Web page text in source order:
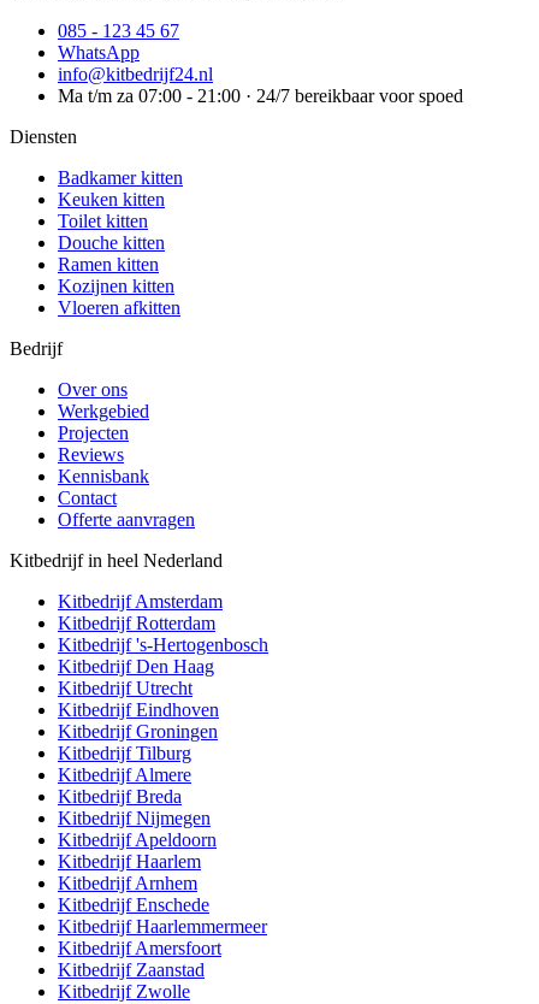
085 - 123 45 67
WhatsApp
info@kitbedrijf24.nl
Ma t/m za 07:00 - 21:00 · 24/7 bereikbaar voor spoed
Diensten
Badkamer kitten
Keuken kitten
Toilet kitten
Douche kitten
Ramen kitten
Kozijnen kitten
Vloeren afkitten
Bedrijf
Over ons
Werkgebied
Projecten
Reviews
Kennisbank
Contact
Offerte aanvragen
Kitbedrijf in heel Nederland
KitbedrijfAmsterdam
KitbedrijfRotterdam
Kitbedrijf's-Hertogenbosch
KitbedrijfDen Haag
KitbedrijfUtrecht
KitbedrijfEindhoven
KitbedrijfGroningen
KitbedrijfTilburg
KitbedrijfAlmere
KitbedrijfBreda
KitbedrijfNijmegen
KitbedrijfApeldoorn
KitbedrijfHaarlem
KitbedrijfArnhem
KitbedrijfEnschede
KitbedrijfHaarlemmermeer
KitbedrijfAmersfoort
Kitbedrijf Zaanstad
Kitbedrijf Zwolle